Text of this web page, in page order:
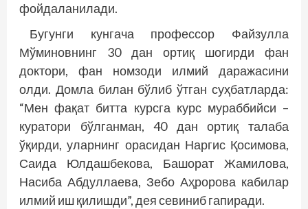
фойдаланилади.
Бугунги кунгача профессор Файзулла
Мўминовнинг 30 дан ортиқ шогирди фан
доктори, фан номзоди илмий даражасини
олди. Домла билан бўлиб ўтган суҳбатларда:
“Мен фақат битта курсга курс мураббийси –
куратори бўлганман, 40 дан ортиқ талаба
ўқирди, уларнинг орасидан Наргис Қосимова,
Саида Юлдашбекова, Башорат Жамилова,
Насиба Абдуллаева, Зебо Аҳророва кабилар
илмий иш қилишди”, дея севиниб гапиради.